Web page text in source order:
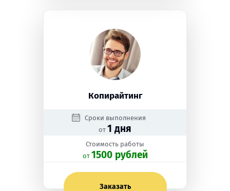
Копирайтинг
Сроки выполнения
от 1 дня
Стоимость работы
oт 1500 рублей
Заказать